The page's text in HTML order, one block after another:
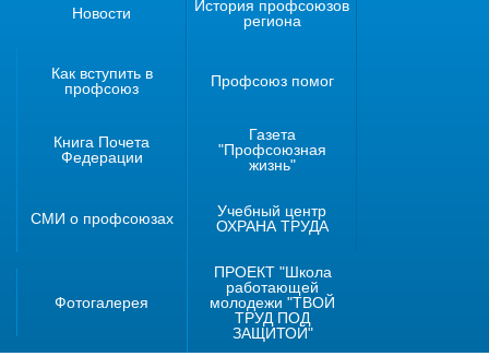
Новости
История профсоюзов
региона
Как вступить в
профсоюз
Профсоюз помог
Книга Почета
Федерации
Газета
"Профсоюзная
жизнь"
СМИ о профсоюзах
Учебный центр
ОХРАНА ТРУДА
Фотогалерея
ПРОЕКТ "Школа
работающей
молодежи "ТВОЙ
ТРУД ПОД
ЗАЩИТОЙ"